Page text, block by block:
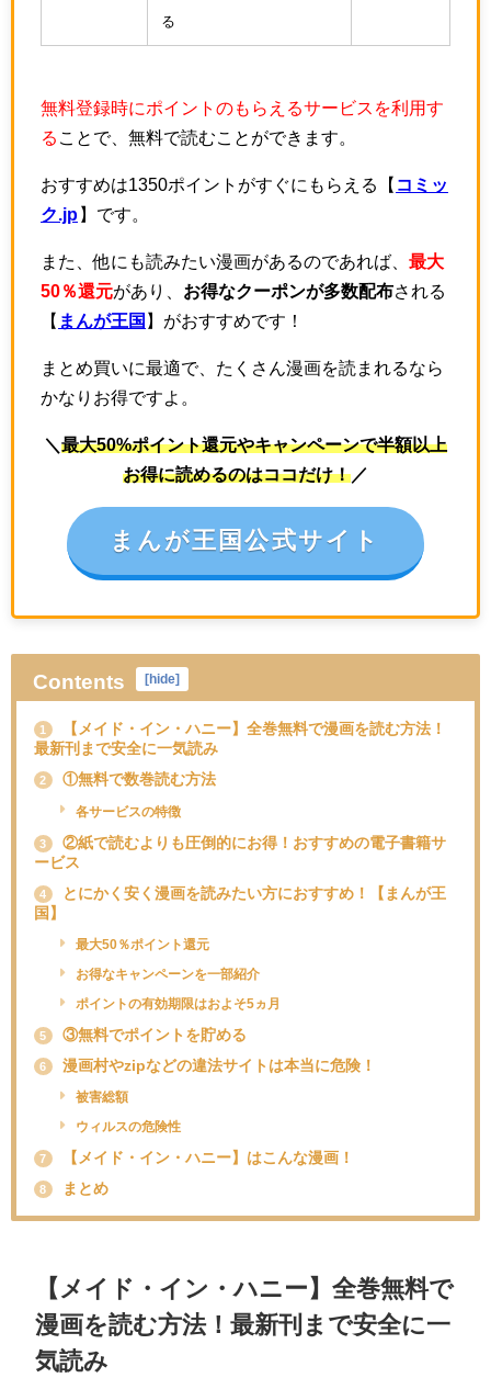
る
無料登録時にポイントのもらえるサービスを利用す
る ことで、無料で読むことができます。
おすすめは1350ポイントがすぐにもらえる【 コミッ
ク.jp 】です。
また、他にも読みたい漫画があるのであれば、 最大
50％還元があり、 お得なクーポンが多数配布される
【 まんが王国 】がおすすめです！
まとめ買いに最適で、たくさん漫画を読まれるなら
かなりお得ですよ。
＼ 最大50%ポイント還元やキャンペーンで半額以上
お得に読めるのはココだけ！ ／
まんが王国公式サイト
Contents [hide]
1
【メイド・イン・ハニー】全巻無料で漫画を読む方法！
最新刊まで安全に一気読み
2 ①無料で数巻読む方法
各サービスの特徴
3
②紙で読むよりも圧倒的にお得！おすすめの電子書籍サ
ービス
4
とにかく安く漫画を読みたい方におすすめ！【まんが王
国】
最大50％ポイント還元
お得なキャンペーンを一部紹介
ポイントの有効期限はおよそ5ヵ月
5 ③無料でポイントを貯める
6 漫画村やzipなどの違法サイトは本当に危険！
被害総額
ウィルスの危険性
7 【メイド・イン・ハニー】はこんな漫画！
8 まとめ
【 メイド・イン・ハニー 】全巻無料で
漫画を読む方法！最新刊まで安全に一
気読み